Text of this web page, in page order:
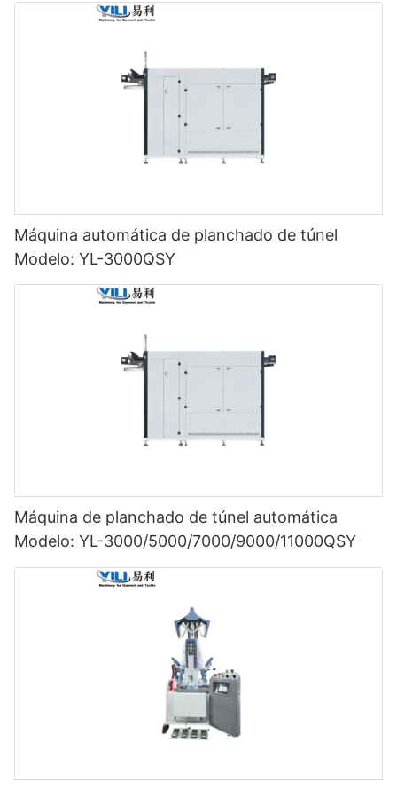
Máquina automática de planchado de túnel
Modelo: YL-3000QSY
Máquina de planchado de túnel automática
Modelo: YL-3000/5000/7000/9000/11000QSY